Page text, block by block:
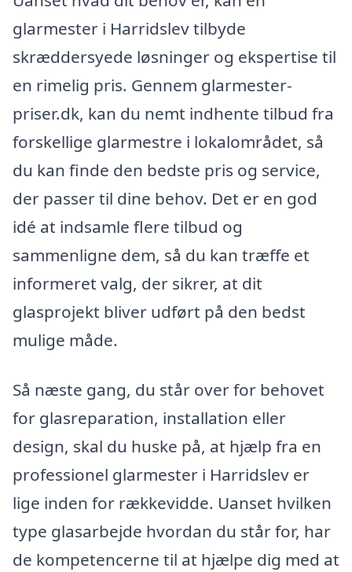
glarmester i Harridslev tilbyde
skræddersyede løsninger og ekspertise til
en rimelig pris. Gennem glarmester-
priser.dk, kan du nemt indhente tilbud fra
forskellige glarmestre i lokalområdet, så
du kan finde den bedste pris og service,
der passer til dine behov. Det er en god
idé at indsamle flere tilbud og
sammenligne dem, så du kan træffe et
informeret valg, der sikrer, at dit
glasprojekt bliver udført på den bedst
mulige måde.
Så næste gang, du står over for behovet
for glasreparation, installation eller
design, skal du huske på, at hjælp fra en
professionel glarmester i Harridslev er
lige inden for rækkevidde. Uanset hvilken
type glasarbejde hvordan du står for, har
de kompetencerne til at hjælpe dig med at